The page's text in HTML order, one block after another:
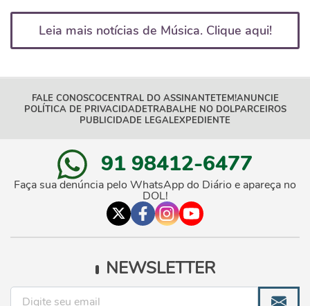
Leia mais notícias de Música. Clique aqui!
FALE CONOSCOCENTRAL DO ASSINANTETEM!ANUNCIE
POLÍTICA DE PRIVACIDADETRABALHE NO DOLPARCEIROS
PUBLICIDADE LEGALEXPEDIENTE
91 98412-6477
Faça sua denúncia pelo WhatsApp do Diário e apareça no
DOL!
NEWSLETTER